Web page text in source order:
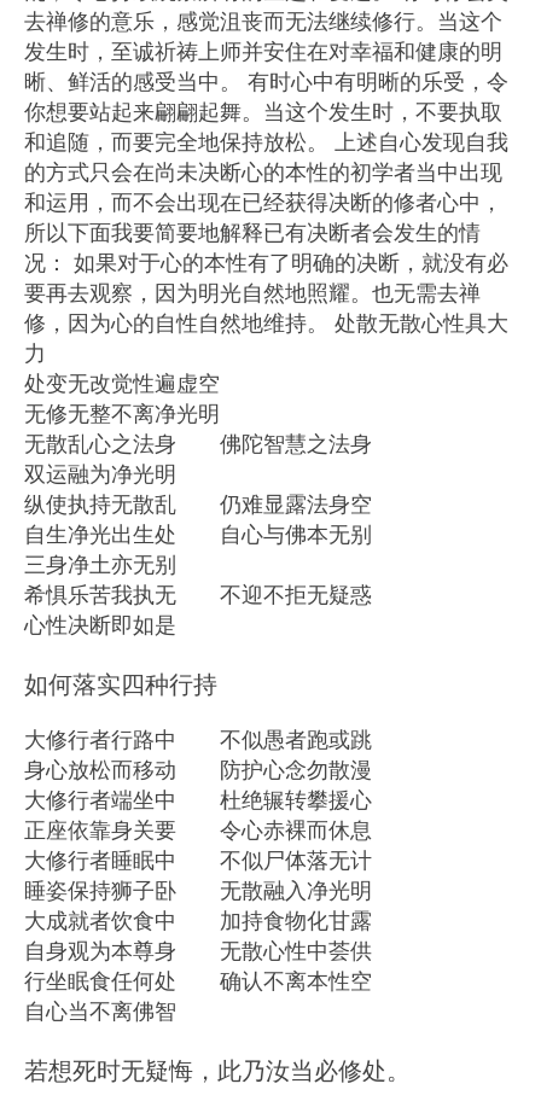
去禅修的意乐，感觉沮丧而无法继续修行。当这个
发生时，至诚祈祷上师并安住在对幸福和健康的明
晰、鲜活的感受当中。 有时心中有明晰的乐受，令
你想要站起来翩翩起舞。当这个发生时，不要执取
和追随，而要完全地保持放松。 上述自心发现自我
的方式只会在尚未决断心的本性的初学者当中出现
和运用，而不会出现在已经获得决断的修者心中，
所以下面我要简要地解释已有决断者会发生的情
况： 如果对于心的本性有了明确的决断，就没有必
要再去观察，因为明光自然地照耀。也无需去禅
修，因为心的自性自然地维持。 处散无散心性具大
力
处变无改觉性遍虚空
无修无整不离净光明
无散乱心之法身 佛陀智慧之法身
双运融为净光明
纵使执持无散乱 仍难显露法身空
自生净光出生处 自心与佛本无别
三身净土亦无别
希惧乐苦我执无 不迎不拒无疑惑
心性决断即如是
如何落实四种行持
大修行者行路中 不似愚者跑或跳
身心放松而移动 防护心念勿散漫
大修行者端坐中 杜绝辗转攀援心
正座依靠身关要 令心赤裸而休息
大修行者睡眠中 不似尸体落无计
睡姿保持狮子卧 无散融入净光明
大成就者饮食中 加持食物化甘露
自身观为本尊身 无散心性中荟供
行坐眠食任何处 确认不离本性空
自心当不离佛智
若想死时无疑悔，此乃汝当必修处。